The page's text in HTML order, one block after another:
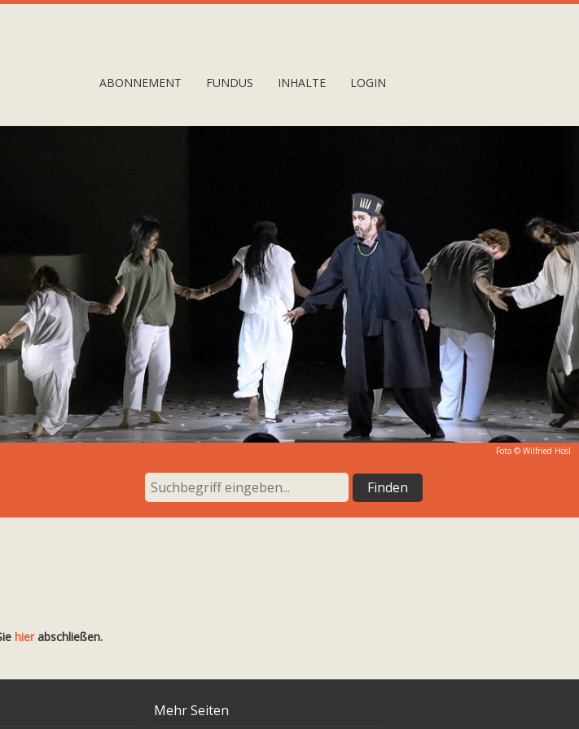
ABONNEMENT FUNDUS INHALTE LOGIN
Foto © Wilfried Hösl
hierabschließen.
Mehr Seiten